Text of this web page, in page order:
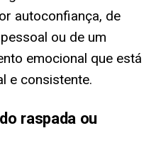
autoconfiança, de
ou de um
emocional que está
e consistente.
raspada ou